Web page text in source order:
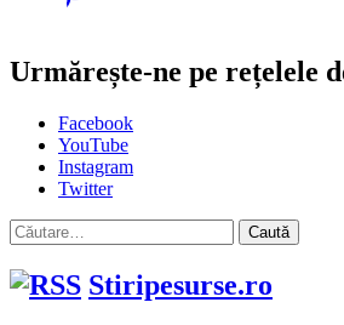
Urmărește-ne pe rețelele
Facebook
YouTube
Instagram
Twitter
Caută
după:
Stiripesurse.ro